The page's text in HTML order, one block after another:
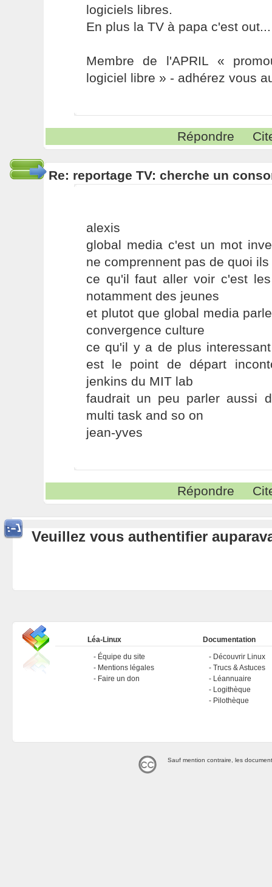
logiciels libres.
En plus la TV à papa c'est out...
Membre de l'APRIL «
logiciel libre » - adhérez vous
Répondre
Re: reportage TV: cherche un
alexis
global media c'est un mot
ne comprennent pas de quoi
ce qu'il faut aller voir c'est
notamment des jeunes
et plutot que global media
convergence culture
ce qu'il y a de plus
est le point de départ
jenkins du MIT lab
faudrait un peu parler aussi
multi task and so on
jean-yves
Répondre
Veuillez vous authentifier
Léa-Linux
Équipe du site
Mentions légales
Faire un don
Documentation
Découvrir Linux
Trucs & Astuces
Léannuaire
Logithèque
Pilothèque
Sauf mention contraire, les